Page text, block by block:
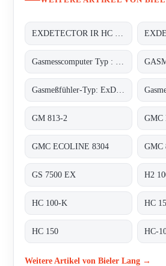
GM 813-2 GMC
GMC ECOLINE 8304 GMC
GS 7500 EX H2
HC 100-K HC
HC 150 HC-
Weitere Artikel von Bieler Lang →